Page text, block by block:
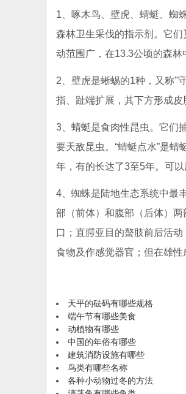
1、啄木鸟、壁虎、蜻蜓、蜘
森林卫生采伐的指示剂。它
动范围广，在13.3公顷的森林
2、壁虎是蜥蜴的1种，又称"
指、趾端扩展，其下方形成
3、蜻蜓是食肉性昆虫。它们
要天敌昆虫。“蜻蜓点水”是
年，有的长达了3至5年。可
4、蜘蛛是陆地生态系统中最
部（前体）和腹部（后体）
口；直腭亚目的螯肢前后活
食物及作感觉器官；但在雄性
天平的砝码有哪些规格
端午节有哪些美食
动植物有哪些
中国的年俗有哪些
建筑消防设施有哪些
鸟类有哪些名称
各种小动物过冬的方法